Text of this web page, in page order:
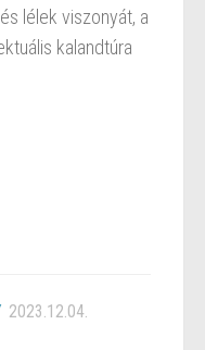
lélek viszonyát, a
kalandtúra
2023.12.04.